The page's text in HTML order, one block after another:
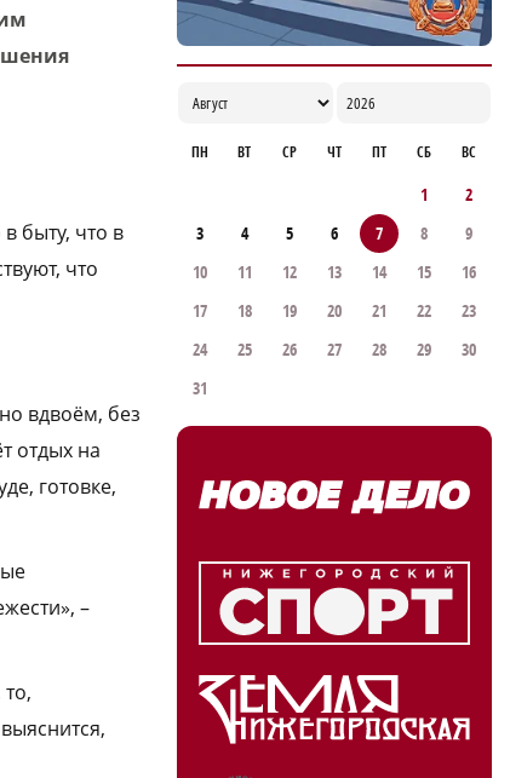
быту, что в
что
вдвоём, без
отдых на
готовке,
–
ПН ВТ СР ЧТ ПТ СБ ВС
1
2
3
4 5 6 7 8
9
10
11 12 13 14 15
16
17
18 19 20 21 22
23
24
25 26 27 28 29
30
31